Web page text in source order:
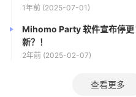
1年前 (2025-07-01)
Mihomo Party 软件宣布停更
新？！
2年前 (2025-02-07)
查看更多